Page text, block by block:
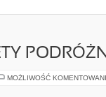
MOŻLIWOŚĆ